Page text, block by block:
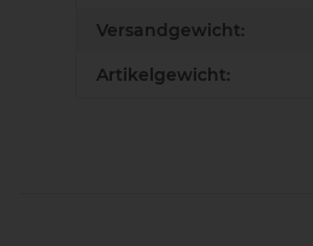
Versandgewicht:
Artikelgewicht: